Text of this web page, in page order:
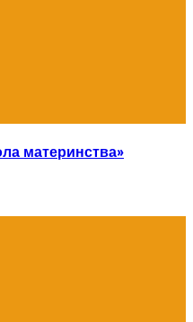
материнства»